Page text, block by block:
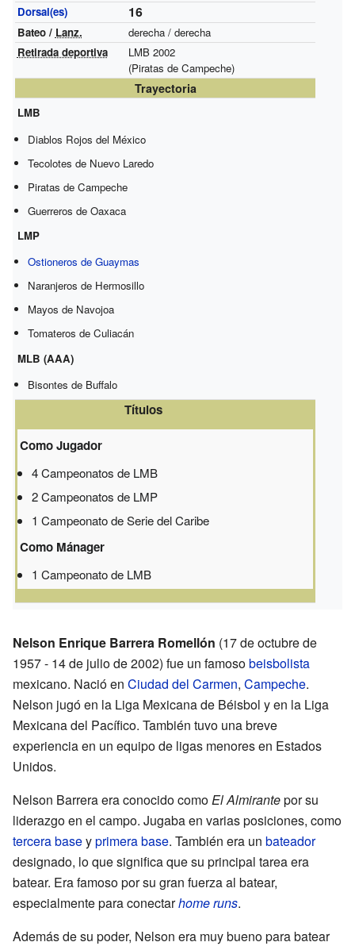
Dorsal(es)
16
Bateo / Lanz.
derecha / derecha
Retirada deportiva
LMB 2002
(Piratas de Campeche)
Trayectoria
LMB
Diablos Rojos del México
Tecolotes de Nuevo Laredo
Piratas de Campeche
Guerreros de Oaxaca
LMP
Ostioneros de Guaymas
Naranjeros de Hermosillo
Mayos de Navojoa
Tomateros de Culiacán
MLB (AAA)
Bisontes de Buffalo
Títulos
Como Jugador
4 Campeonatos de LMB
2 Campeonatos de LMP
1 Campeonato de Serie del Caribe
Como Mánager
1 Campeonato de LMB
Nelson Enrique Barrera Romellón (17 de octubre de
1957 - 14 de julio de 2002) fue un famosobeisbolista
mexicano. Nació en Ciudad del Carmen, Campeche.
Nelson jugó en la Liga Mexicana de Béisbol y en la Liga
Mexicana del Pacífico. También tuvo una breve
experiencia en un equipo de ligas menores en Estados
Unidos.
Nelson Barrera era conocido comoEl Almirantepor su
liderazgo en el campo. Jugaba en varias posiciones, como
tercera baseyprimera base. También era un bateador
designado, lo que significa que su principal tarea era
batear. Era famoso por su gran fuerza al batear,
especialmente para conectarhome runs.
Además de su poder, Nelson era muy bueno para batear